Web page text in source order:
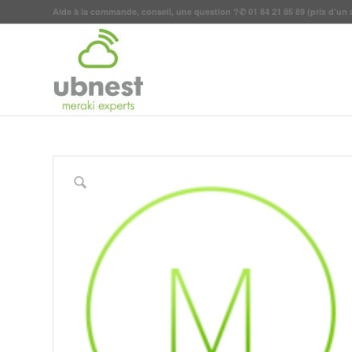
Aide à la commande, conseil, une question ?✆ 01 84 21 85 89 (prix d'un